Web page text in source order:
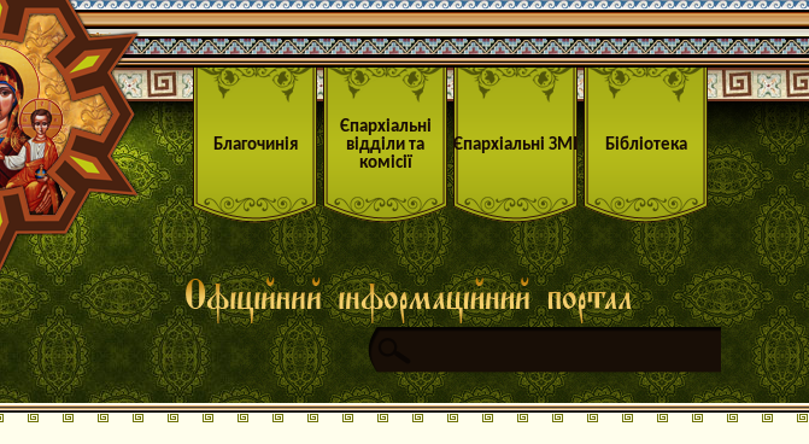
Благочинія
Єпархіальні
відділи та
комісії
Єпархіальні ЗМІ Бібліотека